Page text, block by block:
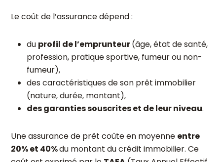
Le coût de l’assurance dépend :
du profil de l’emprunteur(âge, état de santé,
profession, pratique sportive, fumeur ou non-
fumeur),
des caractéristiques de son prêt immobilier
(nature, durée, montant),
des garanties souscrites et de leur niveau.
Une assurance de prêt coûte en moyenne entre
20% et 40%du montant du crédit immobilier. Ce